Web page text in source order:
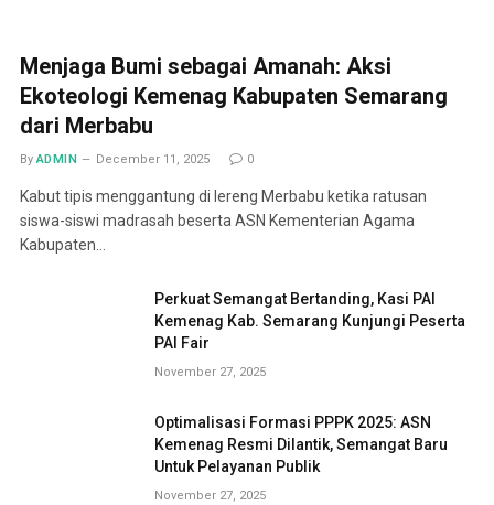
Menjaga Bumi sebagai Amanah: Aksi
Ekoteologi Kemenag Kabupaten Semarang
dari Merbabu
By ADMIN December 11, 2025 0
Kabut tipis menggantung di lereng Merbabu ketika ratusan
siswa-siswi madrasah beserta ASN Kementerian Agama
Kabupaten…
Perkuat Semangat Bertanding, Kasi PAI
Kemenag Kab. Semarang Kunjungi Peserta
PAI Fair
November 27, 2025
Optimalisasi Formasi PPPK 2025: ASN
Kemenag Resmi Dilantik, Semangat Baru
Untuk Pelayanan Publik
November 27, 2025